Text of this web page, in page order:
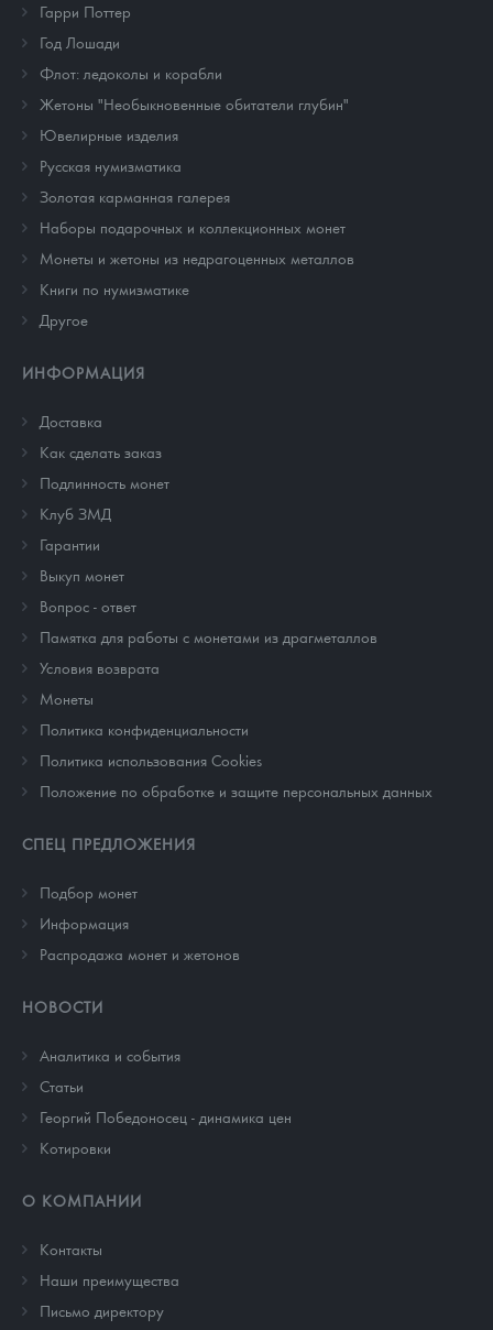
Гарри Поттер
Год Лошади
Флот: ледоколы и корабли
Жетоны "Необыкновенные обитатели глубин"
Ювелирные изделия
Русская нумизматика
Золотая карманная галерея
Наборы подарочных и коллекционных монет
Монеты и жетоны из недрагоценных металлов
Книги по нумизматике
Другое
ИНФОРМАЦИЯ
Доставка
Как сделать заказ
Подлинность монет
Клуб ЗМД
Гарантии
Выкуп монет
Вопрос - ответ
Памятка для работы с монетами из драгметаллов
Условия возврата
Монеты
Политика конфиденциальности
Политика использования Cookies
Положение по обработке и защите персональных данных
СПЕЦ ПРЕДЛОЖЕНИЯ
Подбор монет
Информация
Распродажа монет и жетонов
НОВОСТИ
Аналитика и события
Cтатьи
Георгий Победоносец - динамика цен
Котировки
О КОМПАНИИ
Контакты
Наши преимущества
Письмо директору